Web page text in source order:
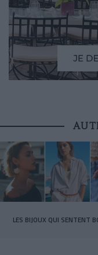
LES BIJOUX QUI SENTENT